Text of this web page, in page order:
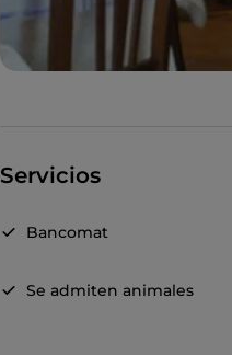
Servicios
Bancomat
Se admiten animales